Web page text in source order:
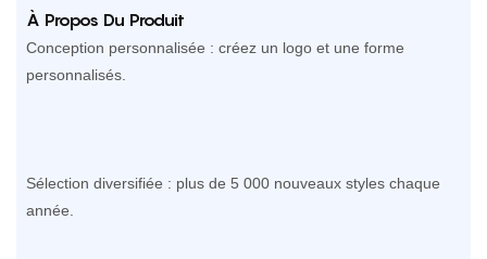
À Propos Du Produit
Conception personnalisée : créez un logo et une forme
personnalisés.
Sélection diversifiée : plus de 5 000 nouveaux styles chaque
année.